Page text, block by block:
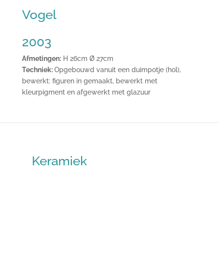
Vogel
2003
Afmetingen:H 26cm Ø 27cm
Techniek:Opgebouwd vanuit een duimpotje (hol),
bewerkt: figuren in gemaakt, bewerkt met
kleurpigment en afgewerkt met glazuur
Keramiek